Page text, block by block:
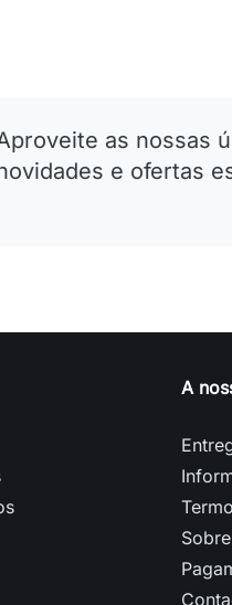
as nossas
e ofertas
A